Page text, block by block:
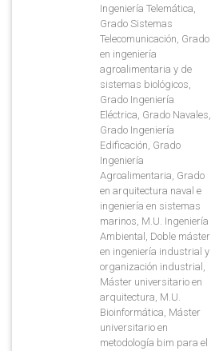
Ingeniería Telemática,
Grado Sistemas
Telecomunicación, Grado
en ingeniería
agroalimentaria y de
sistemas biológicos,
Grado Ingeniería
Eléctrica, Grado Navales,
Grado Ingeniería
Edificación, Grado
Ingeniería
Agroalimentaria, Grado
en arquitectura naval e
ingeniería en sistemas
marinos, M.U. Ingeniería
Ambiental, Doble máster
en ingeniería industrial y
organización industrial,
Máster universitario en
arquitectura, M.U.
Bioinformática, Máster
universitario en
metodología bim para el